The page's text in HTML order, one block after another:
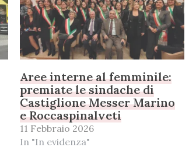
Aree interne al femminile:
premiate le sindache di
Castiglione Messer Marino
e Roccaspinalveti
11 Febbraio 2026
In "In evidenza"